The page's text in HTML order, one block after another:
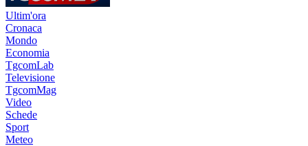
Ultim'ora
Cronaca
Mondo
Economia
TgcomLab
Televisione
TgcomMag
Video
Schede
Sport
Meteo